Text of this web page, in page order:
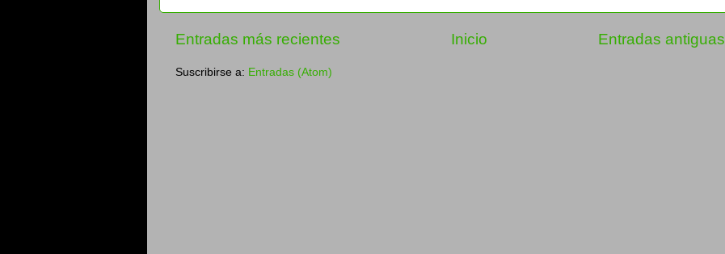
Entradas más recientes Entradas antiguas
Inicio
Suscribirse a: Entradas (Atom)